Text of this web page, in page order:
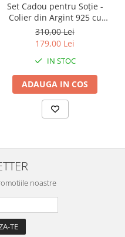
Set Cadou pentru Soție -
Colier din Argint 925 cu
Pandantiv Inima Eternă,
placat cu rodiu, în Cutie
Elegantă cu Mesaj
Personalizat
310,00 Lei
179,00 Lei
IN STOC
ADAUGA IN COS
noastre